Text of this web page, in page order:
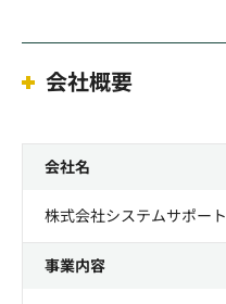
会社概要
会社名
株式会社システムサポート
事業内容